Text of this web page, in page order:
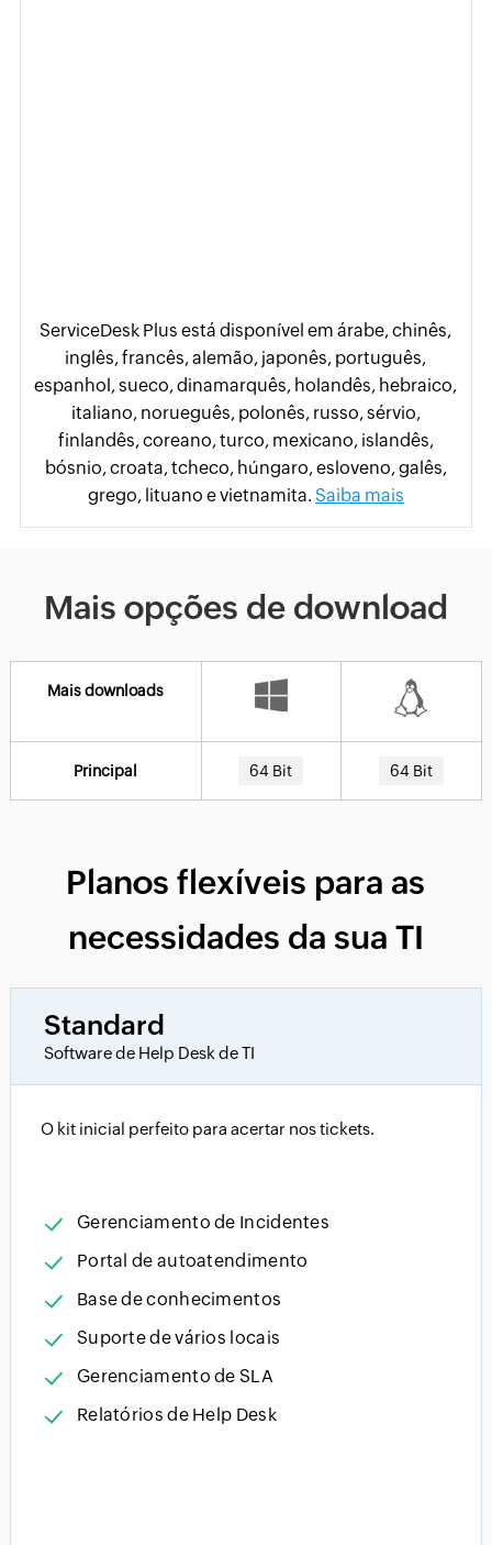
ServiceDesk Plus está disponível em árabe, chinês,
inglês, francês, alemão, japonês, português,
espanhol, sueco, dinamarquês, holandês, hebraico,
italiano, norueguês, polonês, russo, sérvio,
finlandês, coreano, turco, mexicano, islandês,
bósnio, croata, tcheco, húngaro, esloveno, galês,
grego, lituano e vietnamita. Saiba mais
Mais opções de download
Mais downloads
Principal 64 Bit 64 Bit
Planos flexíveis para as
necessidades da sua TI
Standard
Software de Help Desk de TI
O kit inicial perfeito para acertar nos tickets.
Gerenciamento de Incidentes
Portal de autoatendimento
Base de conhecimentos
Suporte de vários locais
Gerenciamento de SLA
Relatórios de Help Desk